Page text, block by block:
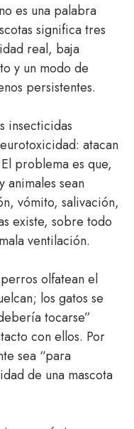
es una palabra
significa tres
real, baja
y un modo de
persistentes.
insecticidas
atacan
problema es que,
animales sean
vómito, salivación,
existe, sobre todo
ventilación.
olfatean el
los gatos se
tocarse”
con ellos. Por
sea “para
de una mascota